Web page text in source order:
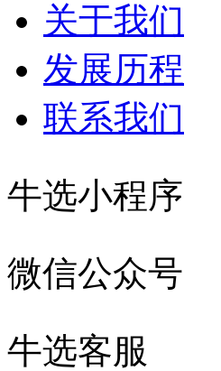
关于我们
发展历程
联系我们
牛选小程序
微信公众号
牛选客服